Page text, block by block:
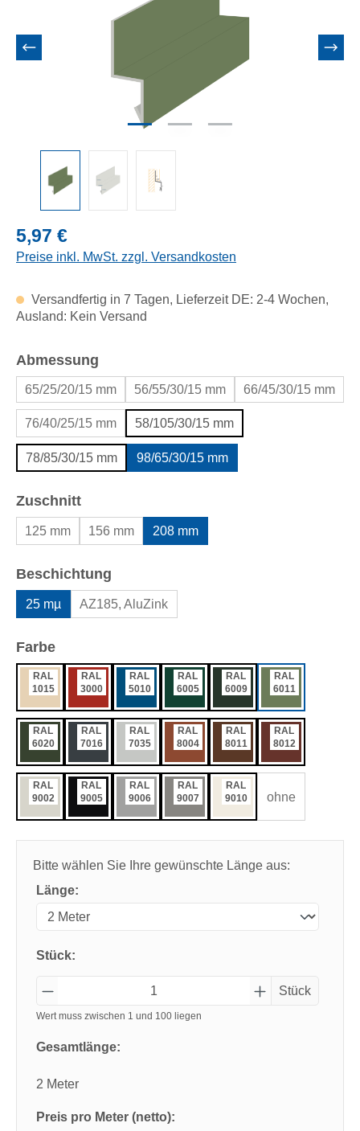
Regulärer Preis:
5,97 €
Preise inkl. MwSt. zzgl. Versandkosten
Versandfertig in 7 Tagen, Lieferzeit DE: 2-4 Wochen,
Ausland: Kein Versand
Abmessung
65/25/20/15 mm 56/55/30/15 mm 66/45/30/15 mm
76/40/25/15 mm 58/105/30/15 mm
78/85/30/15 mm 98/65/30/15 mm
Zuschnittauswählen
125 mm 156 mm 208 mm
Beschichtung
25 mµ AZ185, AluZink
Farbeauswählen
RAL
1015
RAL
3000
RAL
5010
RAL
6005
RAL
6009
RAL
6011
RAL
6020
RAL
7016
RAL
7035
RAL
8004
RAL
8011
RAL
8012
RAL
9002
RAL
9005
RAL
9006
RAL
9007
RAL
9010
ohne
Bitte wählen Sie Ihre gewünschte Länge aus:
Länge:
Stück:
Stück
Wert muss zwischen 1 und 100 liegen
Gesamtlänge:
2 Meter
Preis pro Meter (netto):